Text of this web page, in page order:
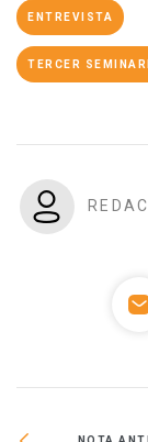
ENTREVISTA
TERCER